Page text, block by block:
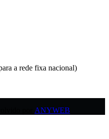
a rede fixa nacional)
ANYWEB